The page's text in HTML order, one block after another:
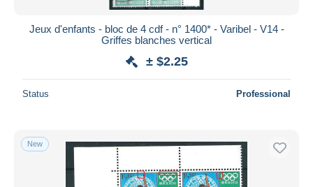
Jeux d'enfants - bloc de 4 cdf - n° 1400* - Varibel - V14 -
Griffes blanches vertical
± $2.25
Status Professional
New